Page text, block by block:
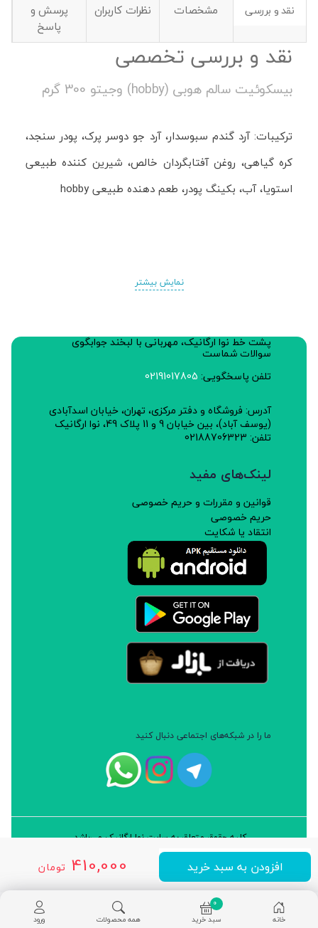
410,000 تومان افزودن به سبد خرید
نقد و بررسی مشخصات نظرات کاربران
پرسش و
پاسخ
نقد و بررسی تخصصی
بیسکوئیت سالم هوبی (hobby) وجیتو 300 گرم
ترکیبات: آرد گندم سبوسدار، آرد جو دوسر پرک، پودر سنجد،
کره گیاهی، روغن آفتابگردان خالص، شیرین کننده طبیعی
استویا، آب، بکینگ پودر، طعم دهنده طبیعی hobby
نمایش بیشتر
پشت خط نوا ارگانیک، مهربانی با لبخند جوابگوی
سوالات شماست
تلفن پاسخگویی: 02191017805
آدرس: فروشگاه و دفتر مرکزی، تهران، خیابان اسدآبادی
(یوسف آباد)، بین خیابان 9 و 11 پلاک 49، نوا ارگانیک
تلفن: 02188706323
لینک‌های مفید
قوانین و مقررات و حریم خصوصی
حریم خصوصی
انتقاد یا شکایت
ما را در شبکه‌های اجتماعی دنبال کنید
کلیه حقوق متعلق به سایت نوا ارگانیک می‌باشد.
طراحی و توسعه: شرکت داده پردازان سورن ایرانیان (نرم افزار سارب)
خانه
0
سبد خرید
همه محصولات ورود